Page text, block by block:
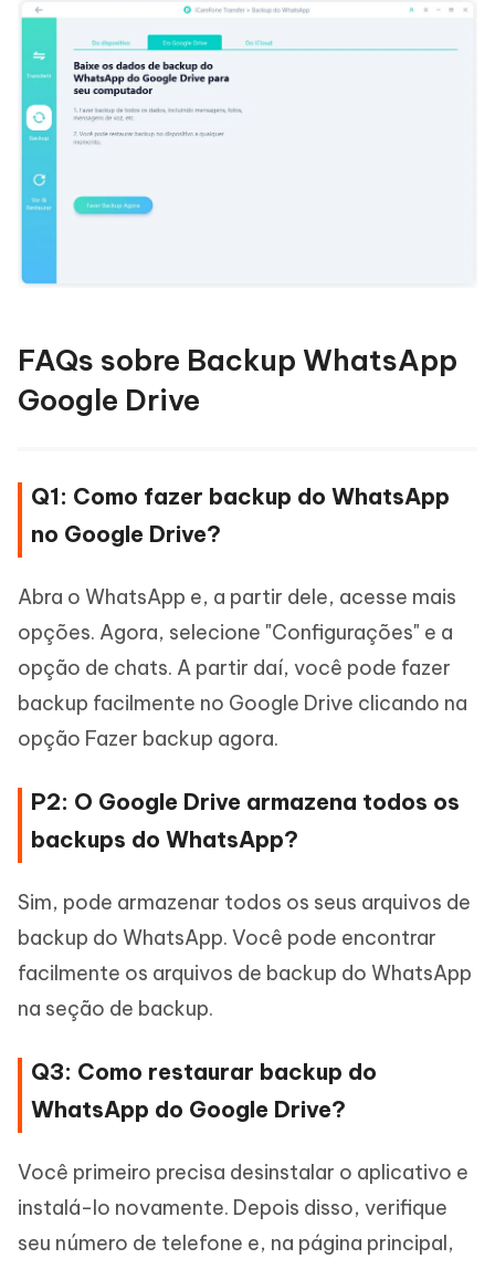
FAQs sobre Backup WhatsApp
Google Drive
Q1: Como fazer backup do WhatsApp
no Google Drive?
Abra o WhatsApp e, a partir dele, acesse mais
opções. Agora, selecione "Configurações" e a
opção de chats. A partir daí, você pode fazer
backup facilmente no Google Drive clicando na
opção Fazer backup agora.
P2: O Google Drive armazena todos os
backups do WhatsApp?
Sim, pode armazenar todos os seus arquivos de
backup do WhatsApp. Você pode encontrar
facilmente os arquivos de backup do WhatsApp
na seção de backup.
Q3: Como restaurar backup do
WhatsApp do Google Drive?
Você primeiro precisa desinstalar o aplicativo e
instalá-lo novamente. Depois disso, verifique
seu número de telefone e, na página principal,